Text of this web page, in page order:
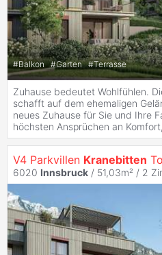
#Balkon #Garten #Terrasse
Zuhause bedeutet Wohlfühlen.
schafft auf dem ehemaligen
neues Zuhause für Sie und Ihre
höchsten Ansprüchen an
V4 Parkvillen Kranebitten
6020 Innsbruck / 51,03m² / 2